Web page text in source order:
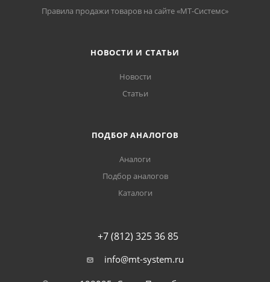
Правила продажи товаров на сайте «МТ-Системс»
НОВОСТИ И СТАТЬИ
Новости
Статьи
ПОДБОР АНАЛОГОВ
Аналоги
Подбор аналогов
Каталоги
+7 (812) 325 36 85
info@mt-system.ru